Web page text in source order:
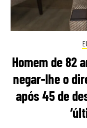
Homem de 82
negar-lhe o
após 45 de